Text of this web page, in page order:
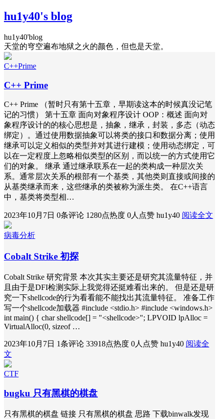
hu1y40's blog
hu1y40'blog
天堂的穹空遍布地狱之火的颜色，但也是天堂。
C++Prime
C++ Prime
C++ Prime （暂时只有第十五章，早期读这本的时候真没记笔
记的习惯） 第十五章 面向对象程序设计 OOP：概述 面向对
象程序设计的的核心思想是，抽象，继承，封装，多态（动态
绑定）。通过使用数据抽象可以将类的接口和数据分离；使用
继承可以定义相似的类型并对其进行建模；使用动态绑定，可
以在一定程度上忽略相似类型的区别，而以统一的方式使用它
们的对象。 继承 通过继承联系在一起的类构成一种层次关
系。通常层次关系的根部有一个基类，其他类则直接或间接的
从基类继承而来，这些继承的类被称为派生类。 在C++语言
中，基类将类型相…
2023年10月7日 0条评论 1280点热度 0人点赞 hu1y40 阅读全文
病毒分析
Cobalt Strike 初探
Cobalt Strike 研究背景 本次其实主要还是研究其流量特征，并
且由于是DFI检测实际上我觉得还挺难看出来的。 但是还是研
究一下shellcode的行为看看能不能找出其流量特征。 准备工作
写一个shellcode加载器 #include <stdio.h> #include <windows.h>
int main() { char shellcode[] = "<shellcode>"; LPVOID lpAlloc =
VirtualAlloc(0, sizeof …
2023年10月7日 1条评论 33918点热度 0人点赞 hu1y40 阅读全
文
CTF
bugku 只有黑棋的棋盘
只有黑棋的棋盘 链接 只有黑棋的棋盘 思路 下载binwalk发现